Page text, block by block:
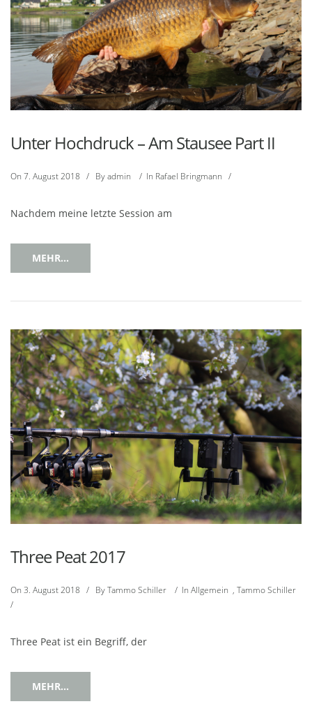
Unter Hochdruck – Am Stausee Part II
On 7. August 2018 / Byadmin / In Rafael Bringmann /
Nachdem meine letzte Session am
MEHR...
Three Peat 2017
On 3. August 2018 / ByTammo Schiller / In Allgemein , Tammo Schiller
/
Three Peat ist ein Begriff, der
MEHR...